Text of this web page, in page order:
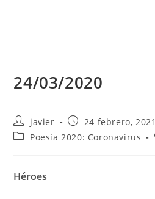
24/03/2020
javier
24 febrero, 2021
Poesía 2020: Coronavirus
Héroes